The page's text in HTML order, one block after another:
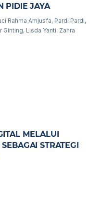
PIDIE JAYA
Rahma Amjusfa, Pardi Pardi,
Ginting, Lisda Yanti, Zahra
MELALUI
STRATEGI